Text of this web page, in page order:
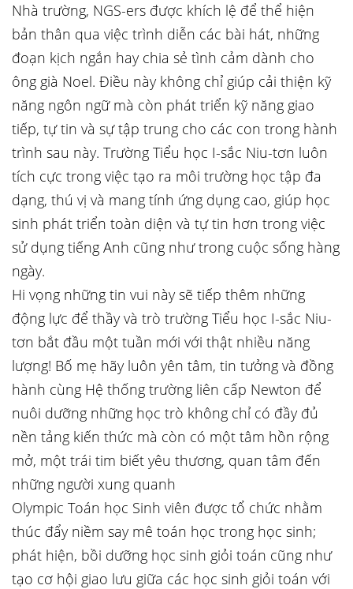
Nhà trường, NGS-ers được khích lệ để thể hiện
bản thân qua việc trình diễn các bài hát, những
đoạn kịch ngắn hay chia sẻ tình cảm dành cho
ông già Noel. Điều này không chỉ giúp cải thiện kỹ
năng ngôn ngữ mà còn phát triển kỹ năng giao
tiếp, tự tin và sự tập trung cho các con trong hành
trình sau này. Trường Tiểu học I-sắc Niu-tơn luôn
tích cực trong việc tạo ra môi trường học tập đa
dạng, thú vị và mang tính ứng dụng cao, giúp học
sinh phát triển toàn diện và tự tin hơn trong việc
sử dụng tiếng Anh cũng như trong cuộc sống hàng
ngày.
Hi vọng những tin vui này sẽ tiếp thêm những
động lực để thầy và trò trường Tiểu học I-sắc Niu-
tơn bắt đầu một tuần mới với thật nhiều năng
lượng! Bố mẹ hãy luôn yên tâm, tin tưởng và đồng
hành cùng Hệ thống trường liên cấp Newton để
nuôi dưỡng những học trò không chỉ có đầy đủ
nền tảng kiến thức mà còn có một tâm hồn rộng
mở, một trái tim biết yêu thương, quan tâm đến
những người xung quanh
Olympic Toán học Sinh viên được tổ chức nhằm
thúc đẩy niềm say mê toán học trong học sinh;
phát hiện, bồi dưỡng học sinh giỏi toán cũng như
tạo cơ hội giao lưu giữa các học sinh giỏi toán với